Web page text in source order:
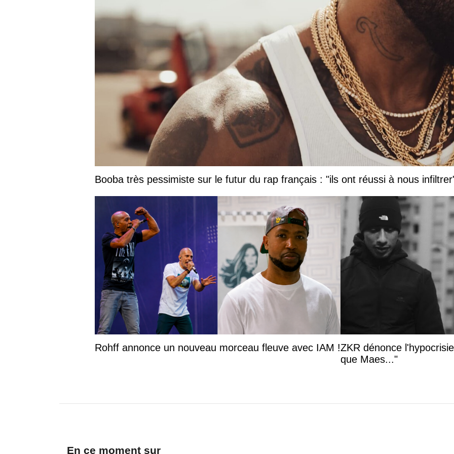
Booba très pessimiste sur le futur du rap français : "ils ont réussi à nous
Rohff annonce un nouveau morceau fleuve avec IAM !ZKR dénonce
que Maes..."
En ce moment sur